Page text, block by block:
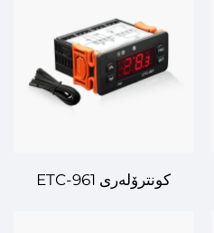
ETC-961 کونترۆلەری